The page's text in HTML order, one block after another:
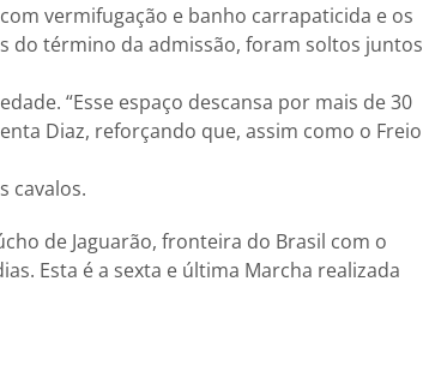
vermifugação e banho carrapaticida e os
do término da admissão, foram soltos juntos
“Esse espaço descansa por mais de 30
Diaz, reforçando que, assim como o Freio
cavalos.
de Jaguarão, fronteira do Brasil com o
Esta é a sexta e última Marcha realizada